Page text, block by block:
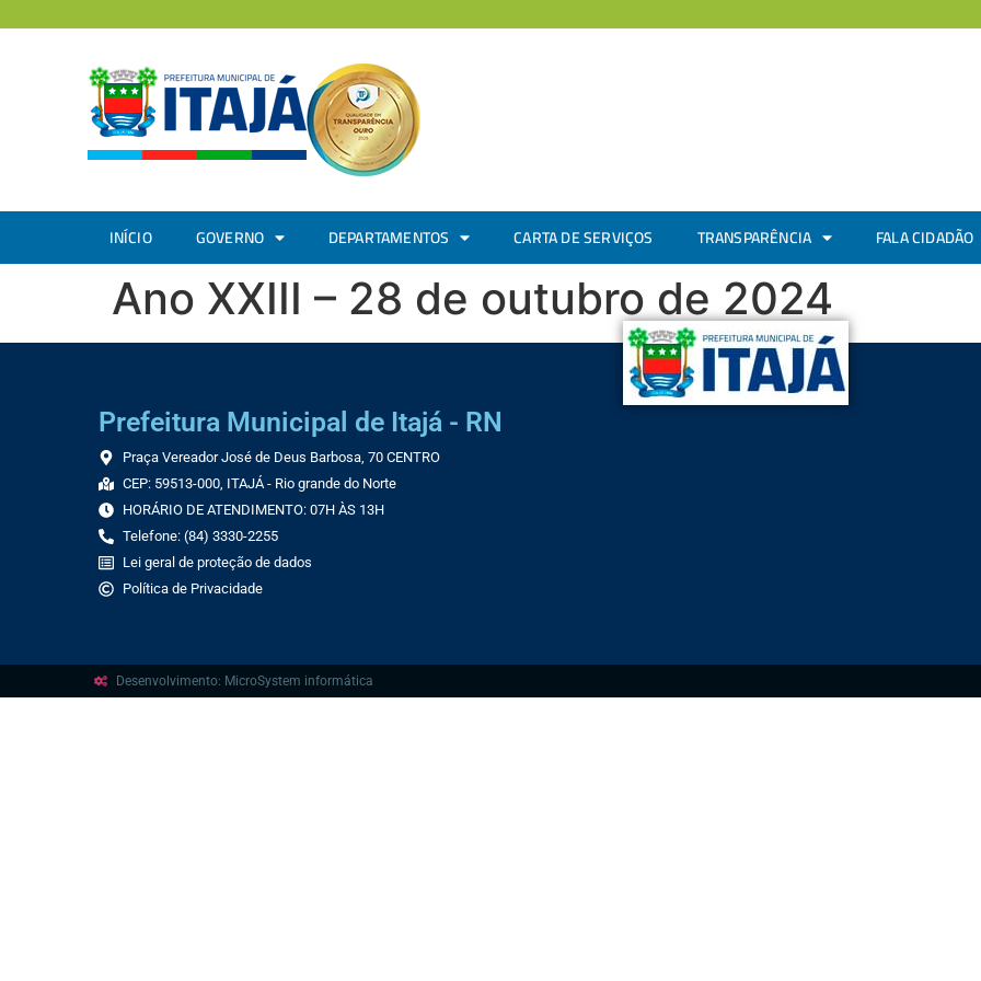
INÍCIO GOVERNO DEPARTAMENTOS CARTA DE SERVIÇOS TRANSPARÊNCIA FALA CIDADÃO
Ano XXIII – 28 de outubro de 2024
Prefeitura Municipal de Itajá - RN
Praça Vereador José de Deus Barbosa, 70 CENTRO
CEP: 59513-000, ITAJÁ - Rio grande do Norte
HORÁRIO DE ATENDIMENTO: 07H ÀS 13H
Telefone: (84) 3330-2255
Lei geral de proteção de dados
Política de Privacidade
Desenvolvimento: MicroSystem informática